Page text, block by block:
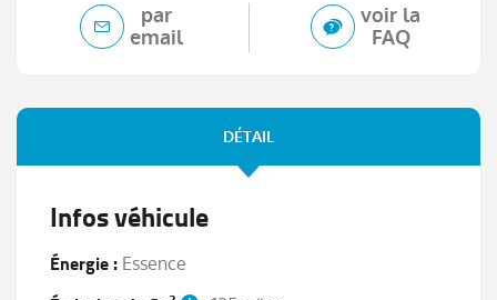
par
email
voir la
FAQ
DÉTAIL
Infos véhicule
Énergie : Essence